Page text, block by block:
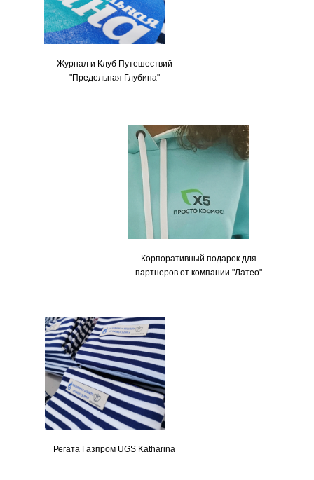
Журнал и Клуб Путешествий
"Предельная Глубина"
Корпоративный подарок для
партнеров от компании "Латео"
Регата Газпром UGS Katharina